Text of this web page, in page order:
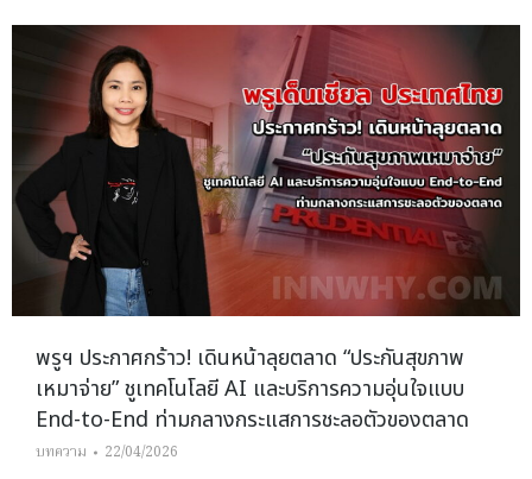
พรูฯ ประกาศกร้าว! เดินหน้าลุยตลาด “ประกันสุขภาพ
เหมาจ่าย” ชูเทคโนโลยี AI และบริการความอุ่นใจแบบ
End-to-End ท่ามกลางกระแสการชะลอตัวของตลาด
บทความ 22/04/2026